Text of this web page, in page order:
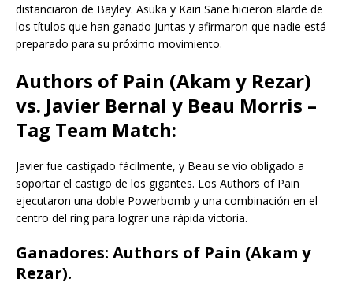
distanciaron de Bayley. Asuka y Kairi Sane hicieron alarde de
los títulos que han ganado juntas y afirmaron que nadie está
preparado para su próximo movimiento.
Authors of Pain (Akam y Rezar)
vs. Javier Bernal y Beau Morris –
Tag Team Match:
Javier fue castigado fácilmente, y Beau se vio obligado a
soportar el castigo de los gigantes. Los Authors of Pain
ejecutaron una doble Powerbomb y una combinación en el
centro del ring para lograr una rápida victoria.
Ganadores: Authors of Pain (Akam y
Rezar).